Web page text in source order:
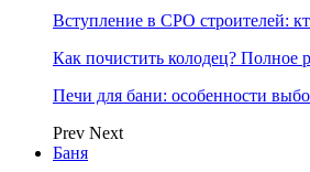
Вступление в СРО строителей:
Как почистить колодец? Полное
Печи для бани: особенности
Prev Next
Баня